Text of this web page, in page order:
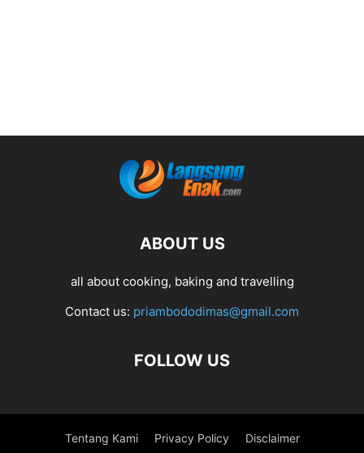
ABOUT US
all about cooking, baking and travelling
Contact us: priambododimas@gmail.com
FOLLOW US
Tentang Kami Privacy Policy Disclaimer